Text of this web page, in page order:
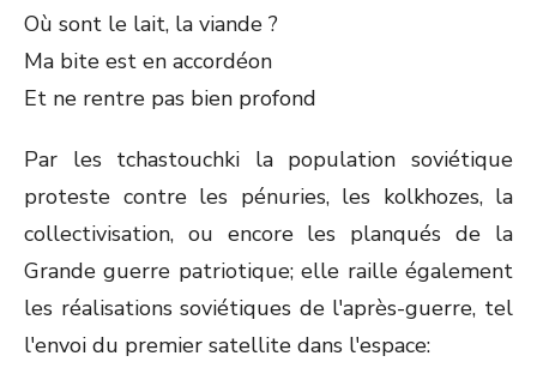
Où sont le lait, la viande ?
Ma bite est en accordéon
Et ne rentre pas bien profond
Par les tchastouchki la population soviétique
proteste contre les pénuries, les kolkhozes, la
collectivisation, ou encore les planqués de la
Grande guerre patriotique; elle raille également
les réalisations soviétiques de l'après-guerre, tel
l'envoi du premier satellite dans l'espace: